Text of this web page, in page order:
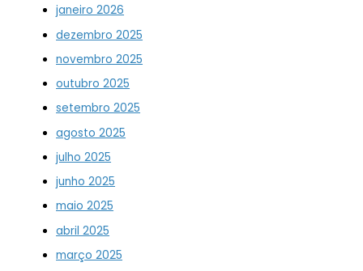
janeiro 2026
dezembro 2025
novembro 2025
outubro 2025
setembro 2025
agosto 2025
julho 2025
junho 2025
maio 2025
abril 2025
março 2025